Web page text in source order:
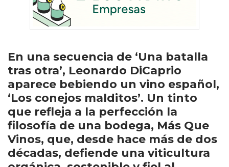
En una secuencia de ‘Una batalla
tras otra’, Leonardo DiCaprio
aparece bebiendo un vino español,
‘Los conejos malditos’. Un tinto
que refleja a la perfección la
filosofía de una bodega, Más Que
Vinos, que, desde hace más de dos
décadas, defiende una viticultura